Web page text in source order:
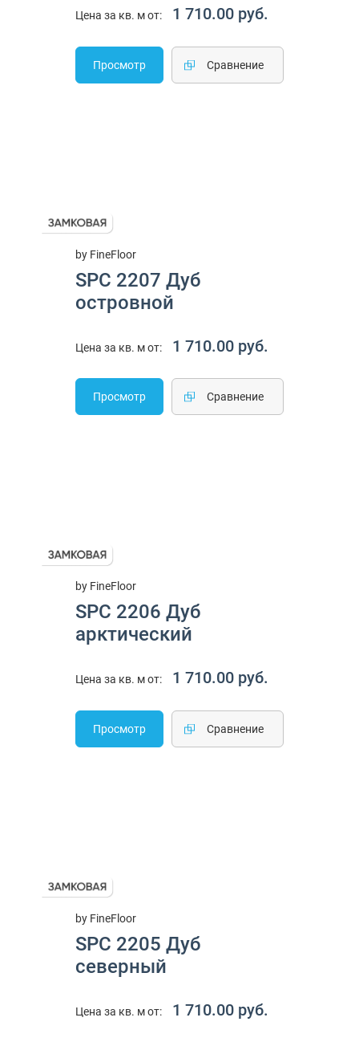
Цена за кв. м от: 1 710.00 руб.
Просмотр Cравнение
by FineFloor
SPC 2207 Дуб
островной
Цена за кв. м от: 1 710.00 руб.
Просмотр Cравнение
by FineFloor
SPC 2206 Дуб
арктический
Цена за кв. м от: 1 710.00 руб.
Просмотр Cравнение
by FineFloor
SPC 2205 Дуб
северный
Цена за кв. м от: 1 710.00 руб.